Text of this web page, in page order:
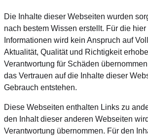
Die Inhalte dieser Webseiten wurden
nach bestem Wissen erstellt. Für die
Informationen wird kein Anspruch auf
Aktualität, Qualität und Richtigkeit
Verantwortung für Schäden
das Vertrauen auf die Inhalte dieser
Gebrauch entstehen.
Diese Webseiten enthalten Links zu
den Inhalt dieser anderen Webseiten
Verantwortung übernommen. Für den